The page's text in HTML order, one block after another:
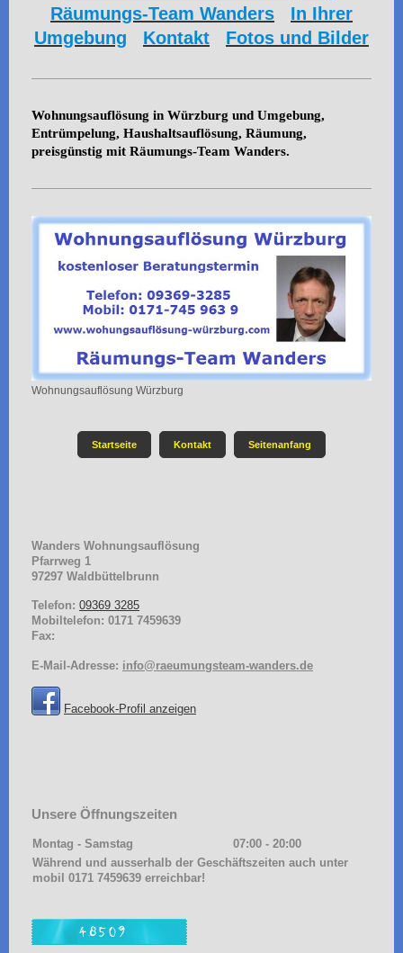
Räumungs-Team Wanders
In Ihrer
Umgebung
Kontakt Fotos und Bilder
Wohnungsauflösung in Würzburg und Umgebung,
Entrümpelung, Haushaltsauflösung, Räumung,
preisgünstig mit Räumungs-Team Wanders.
Wohnungsauflösung Würzburg
Startseite Kontakt Seitenanfang
Wanders Wohnungsauflösung
Pfarrweg 1
97297 Waldbüttelbrunn
Telefon: 09369 3285
Mobiltelefon: 0171 7459639
Fax:
E-Mail-Adresse: info@raeumungsteam-wanders.de
Facebook-Profil anzeigen
Unsere Öffnungszeiten
Montag - Samstag 07:00 - 20:00
Während und ausserhalb der Geschäftszeiten auch unter
mobil 0171 7459639 erreichbar!